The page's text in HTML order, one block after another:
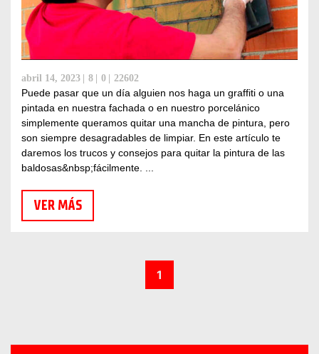
abril 14, 2023 8 0 22602
Puede pasar que un día alguien nos haga un graffiti o una
pintada en nuestra fachada o en nuestro porcelánico
simplemente queramos quitar una mancha de pintura, pero
son siempre desagradables de limpiar. En este artículo te
daremos los trucos y consejos para quitar la pintura de las
baldosas&nbsp;fácilmente. ...
VER MÁS
1